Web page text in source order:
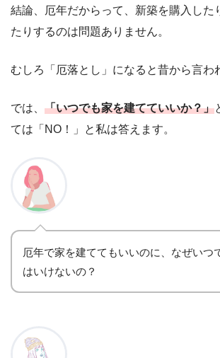
結論、厄年だからって、新築を購入した
たりするのは問題ありません。
むしろ「厄落とし」になると昔から言わ
では、 「いつでも家を建てていいか？」
ては「NO！」と私は答えます。
厄年で家を建ててもいいのに、なぜいつ
はいけないの？